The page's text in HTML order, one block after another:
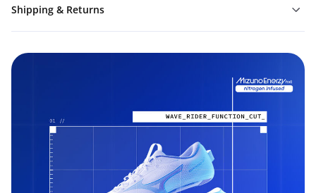
Shipping & Returns